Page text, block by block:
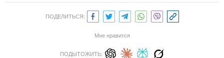
ПОДЕЛИТЬСЯ:
Мне нравится
ПОДЫТОЖИТЬ: